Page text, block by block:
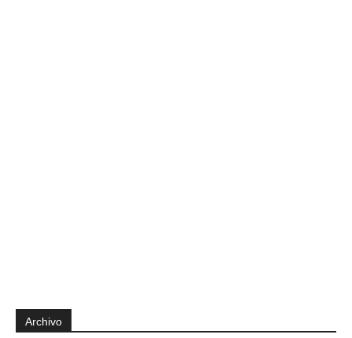
Archivo